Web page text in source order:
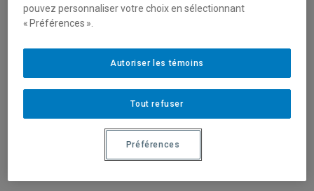
trois étudiantes en design d’évènements, sur la Place
Pasteur lors des festivités entourant le 40
Fonds d’archives du Services des communications.
Journal L’UQAM, vol. 36, no 3.
pouvez personnaliser votre choix en sélectionnant
« Préférences ».
Tout refuser
Autoriser les témoins
Préférences